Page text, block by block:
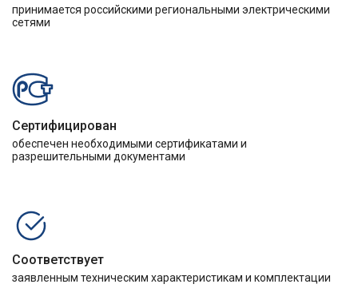
принимается российскими региональными электрическими
сетями
Сертифицирован
обеспечен необходимыми сертификатами и
разрешительными документами
Соответствует
заявленным техническим характеристикам и комплектации